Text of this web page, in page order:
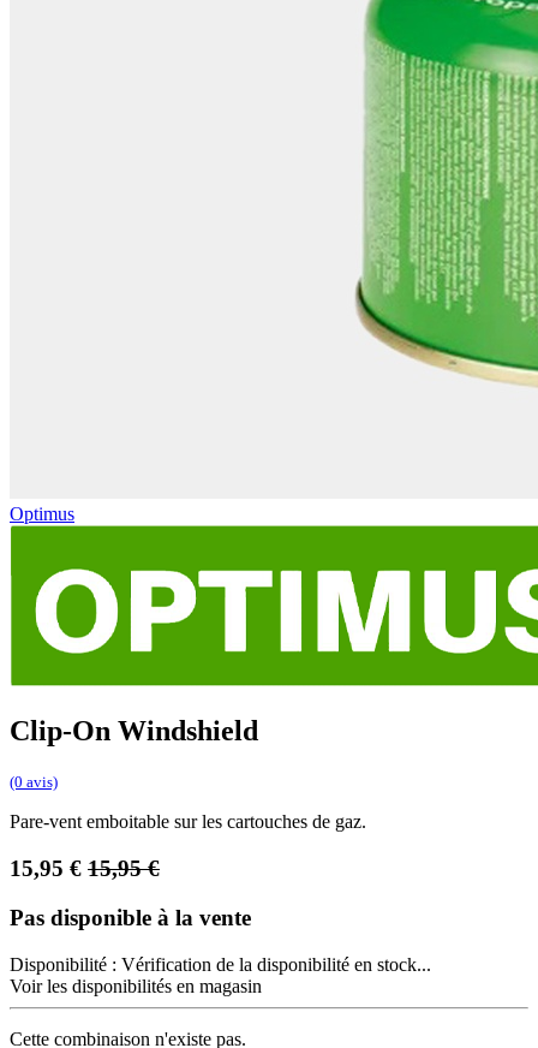
Optimus
Clip-On Windshield
(0 avis)
Pare-vent emboitable sur les cartouches de gaz.
15,95 € 15,95€
Pas disponible à la vente
Disponibilité : Vérification de la disponibilité en stock...
Voir les disponibilités en magasin
Cette combinaison n'existe pas.